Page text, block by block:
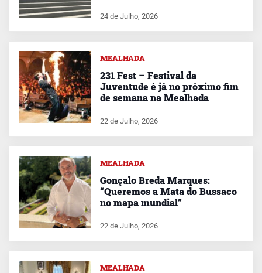
24 de Julho, 2026
MEALHADA
231 Fest – Festival da
Juventude é já no próximo fim
de semana na Mealhada
22 de Julho, 2026
MEALHADA
Gonçalo Breda Marques:
“Queremos a Mata do Bussaco
no mapa mundial”
22 de Julho, 2026
MEALHADA